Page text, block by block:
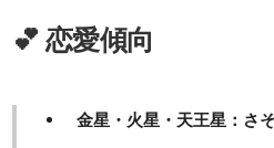
💕 恋愛傾向
金星・火星・天王星：さ